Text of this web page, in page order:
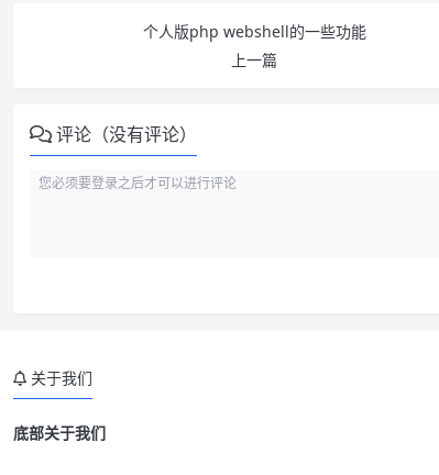
个人版php webshell的一些功能
上一篇
评论（没有评论）
关于我们
底部关于我们